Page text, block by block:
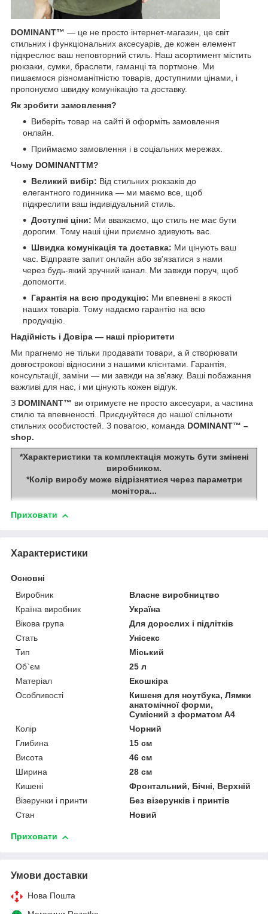
DOMINANT™ — це не просто інтернет-магазин, це світ
стильних і функціональних аксесуарів, де кожен елемент
підкреслює ваш неповторний стиль. Наш асортимент містить
рюкзаки, сумки, браслети, гаманці та портмоне. Ми
пишаємося різноманітністю товарів, доступними цінами, і
пропонуємо швидку комунікацію та доставку.
Як зробити замовлення?
Виберіть товар на сайті й оформіть замовлення
онлайн.
Приймаємо замовлення і в соціальних мережах.
Чому DOMINANTTM?
Великий вибір: Від стильних рюкзаків до
елегантного годинника — ми маємо все, щоб
підкреслити ваш індивідуальний стиль.
Доступні ціни: Ми вважаємо, що стиль не має бути
дорогим. Тому наші ціни приємно здивують вас.
Швидка комунікація та доставка: Ми цінують ваш
час. Відправте запит онлайн або зв'язатися з нами
через будь-який зручний канал. Ми завжди поруч, щоб
допомогти.
Гарантія на всю продукцію: Ми впевнені в якості
наших товарів. Тому надаємо гарантію на всю
продукцію.
Надійність і Довіра — наші пріоритети
Ми прагнемо не тільки продавати товари, а й створювати
довгострокові відносини з нашими клієнтами. Гарантія,
консультації, заміни — ми завжди на зв'язку. Ваші побажання
важливі для нас, і ми цінують кожен відгук.
З DOMINANT™ ви отримуєте не просто аксесуари, а частина
стилю та впевненості. Приєднуйтеся до нашої спільноти
стильних особистостей. З повагою, команда DOMINANT™ –
shop.
*Характеристики та комплектація можуть бути змінені
виробником.
*Колір виробу може відрізнятися через параметри
монітора...
Приховати
Характеристики
Основні
Виробник
Власне виробництво
Країна виробник
Україна
Вікова група
Для дорослих і підлітків
Стать
Унісекс
Тип
Міський
Об`єм
25 л
Матеріал
Екошкіра
Особливості
Кишеня для ноутбука, Лямки
анатомічної форми,
Сумісний з форматом А4
Колір
Чорний
Глибина
15 см
Висота
46 см
Ширина
28 см
Кишені
Фронтальний, Бічні, Верхній
Візерунки і принти
Без візерунків і принтів
Стан
Новий
Приховати
Умови доставки
Нова Пошта